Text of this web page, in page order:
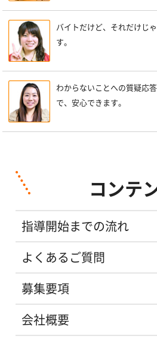
バイトだけど、それだけじ
す。
わからないことへの質疑応
で、安心できます。
コンテ
指導開始までの流れ
よくあるご質問
募集要項
会社概要